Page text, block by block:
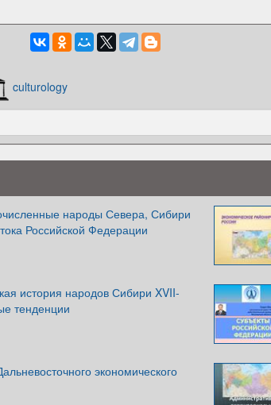
culturology
народы Севера, Сибири
Российской Федерации
история народов Сибири XVII-
тенденции
экономического